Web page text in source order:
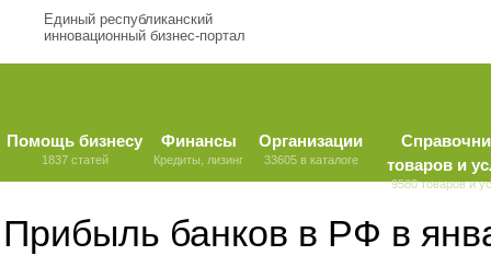
Единый республиканский
инновационный бизнес-портал
Помощь бизнесу
1837 статей
Финансы
Кредиты, лизинг
Организации
33605 в каталоге
товаров и
9580 товаров и
Прибыль банков в РФ в